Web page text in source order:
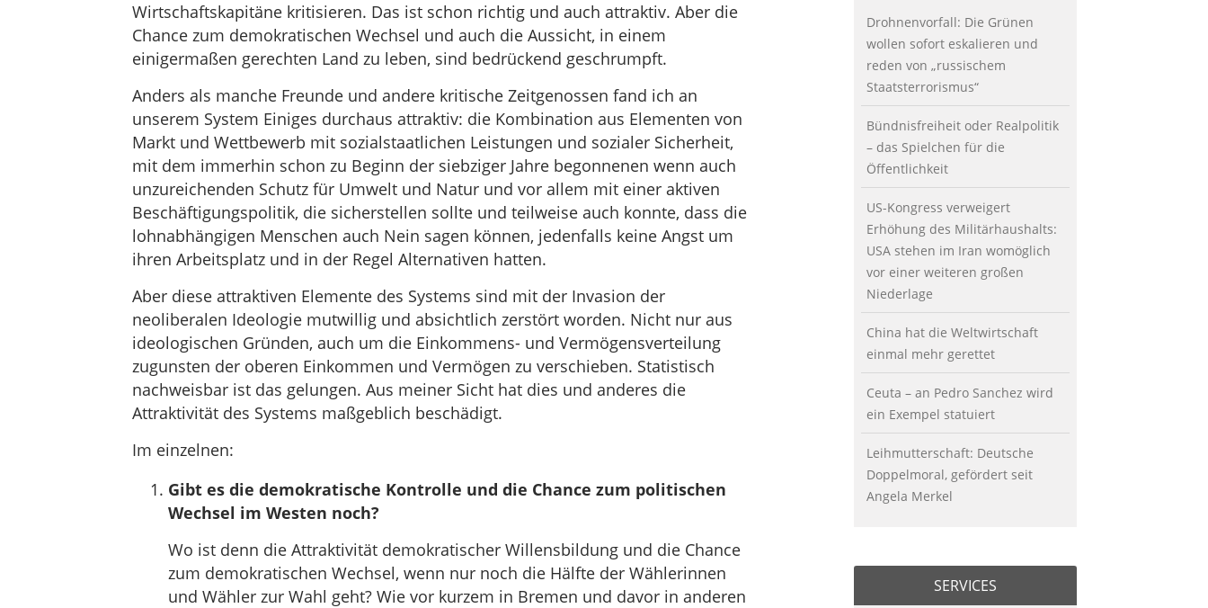
Wirtschaftskapitäne kritisieren. Das ist schon richtig und auch attraktiv. Aber die
Chance zum demokratischen Wechsel und auch die Aussicht, in einem
einigermaßen gerechten Land zu leben, sind bedrückend geschrumpft.
Anders als manche Freunde und andere kritische Zeitgenossen fand ich an
unserem System Einiges durchaus attraktiv: die Kombination aus Elementen von
Markt und Wettbewerb mit sozialstaatlichen Leistungen und sozialer Sicherheit,
mit dem immerhin schon zu Beginn der siebziger Jahre begonnenen wenn auch
unzureichenden Schutz für Umwelt und Natur und vor allem mit einer aktiven
Beschäftigungspolitik, die sicherstellen sollte und teilweise auch konnte, dass die
lohnabhängigen Menschen auch Nein sagen können, jedenfalls keine Angst um
ihren Arbeitsplatz und in der Regel Alternativen hatten.
Aber diese attraktiven Elemente des Systems sind mit der Invasion der
neoliberalen Ideologie mutwillig und absichtlich zerstört worden. Nicht nur aus
ideologischen Gründen, auch um die Einkommens- und Vermögensverteilung
zugunsten der oberen Einkommen und Vermögen zu verschieben. Statistisch
nachweisbar ist das gelungen. Aus meiner Sicht hat dies und anderes die
Attraktivität des Systems maßgeblich beschädigt.
Im einzelnen:
Gibt es die demokratische Kontrolle und die Chance zum politischen
Wechsel im Westen noch?
Wo ist denn die Attraktivität demokratischer Willensbildung und die Chance
zum demokratischen Wechsel, wenn nur noch die Hälfte der Wählerinnen
und Wähler zur Wahl geht? Wie vor kurzem in Bremen und davor in anderen
Drohnenvorfall: Die Grünen
wollen sofort eskalieren und
reden von „russischem
Staatsterrorismus“
Bündnisfreiheit oder Realpolitik
– das Spielchen für die
Öffentlichkeit
US-Kongress verweigert
Erhöhung des Militärhaushalts:
USA stehen im Iran womöglich
vor einer weiteren großen
Niederlage
China hat die Weltwirtschaft
einmal mehr gerettet
Ceuta – an Pedro Sanchez wird
ein Exempel statuiert
Leihmutterschaft: Deutsche
Doppelmoral, gefördert seit
Angela Merkel
SERVICES